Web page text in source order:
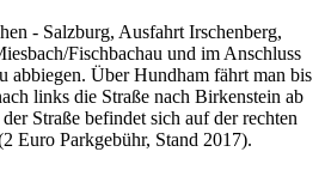
- Salzburg, Ausfahrt Irschenberg,
Fischbachau und im Anschluss
abbiegen. Über Hundham fährt man bis
links die Straße nach Birkenstein ab
Straße befindet sich auf der rechten
Euro Parkgebühr, Stand 2017).